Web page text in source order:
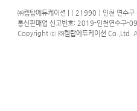
㈜켐탑에듀케이션 | ( 21990 ) 인천 연수
통신판매업 신고번호: 2019-인천연수구-
Copyright ⓒ ㈜켐탑에듀케이션 Co.,Ltd.